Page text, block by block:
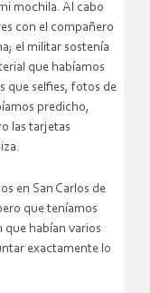
mochila. Al cabo
con el compañero
el militar sostenía
que habíamos
que selfies, fotos de
predicho,
las tarjetas
en San Carlos de
que teníamos
que habían varios
exactamente lo